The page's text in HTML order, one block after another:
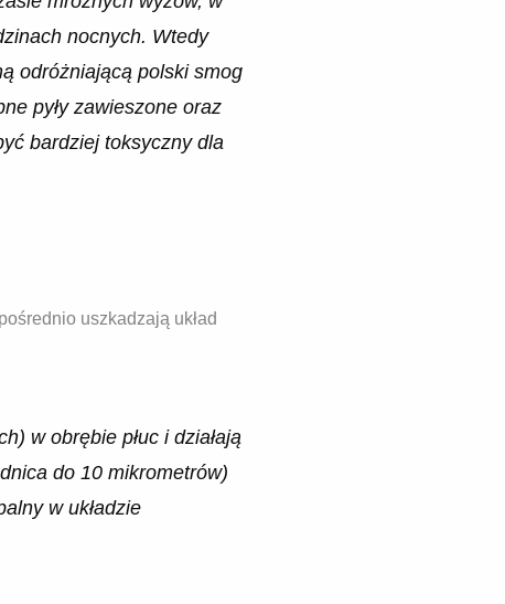
nocnych. Wtedy
odróżniającą polski smog
pyły zawieszone oraz
bardziej toksyczny dla
uszkadzają układ
w obrębie płuc i działają
do 10 mikrometrów)
w układzie